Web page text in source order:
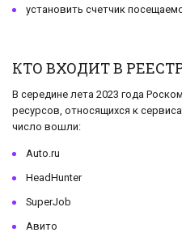
установить счетчик
КТО ВХОДИТ В
В середине лета 2023 года
ресурсов, относящихся к
число вошли:
Auto.ru
HeadHunter
SuperJob
Авито